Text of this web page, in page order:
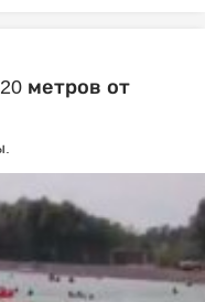
метров от